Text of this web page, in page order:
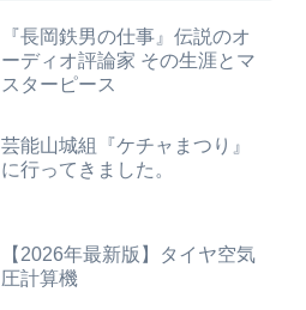
『長岡鉄男の仕事』伝説のオ
ーディオ評論家 その生涯とマ
スターピース
芸能山城組『ケチャまつり』
に行ってきました。
【2026年最新版】タイヤ空気
圧計算機